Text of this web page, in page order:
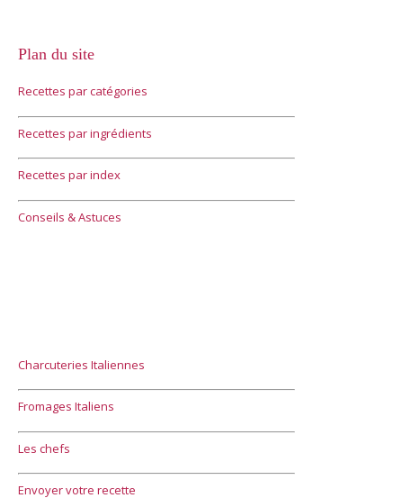
Plan du site
Recettes par catégories
Recettes par ingrédients
Recettes par index
Conseils & Astuces
Charcuteries Italiennes
Fromages Italiens
Les chefs
Envoyer votre recette